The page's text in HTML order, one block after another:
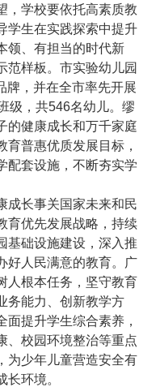
，学校要依托高素质教
学生在实践探索中提升
领、有担当的时代新
范样板。市实验幼儿园
牌，并在全市率先开展
级，共546名幼儿。缪
的健康成长和万千家庭
普惠优质发展目标，
配套设施，不断夯实学
长事关国家未来和民
育优先发展战略，持续
基础设施建设，深入推
好人民满意的教育。广
人根本任务，坚守教育
务能力、创新教学方
提升学生综合素养，
、校园环境整治等重点
为少年儿童营造安全有
环境。